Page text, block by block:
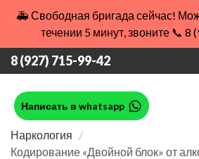
🚑 Свободная бригада сейчас!
течении 5 минут, звоните 📞 8
8 (927) 715-99-42
Написать в whatsapp
Наркология
Кодирование «Двойной блок» от